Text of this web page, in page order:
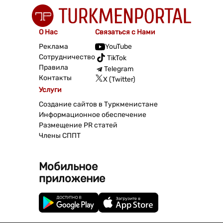
О Нас
Реклама
Сотрудничество
Правила
Контакты
Связаться с Нами
YouTube
TikTok
Telegram
X (Twitter)
Услуги
Создание сайтов в Туркменистане
Информационное обеспечение
Размещение PR статей
Члены СППТ
Мобильное
приложение